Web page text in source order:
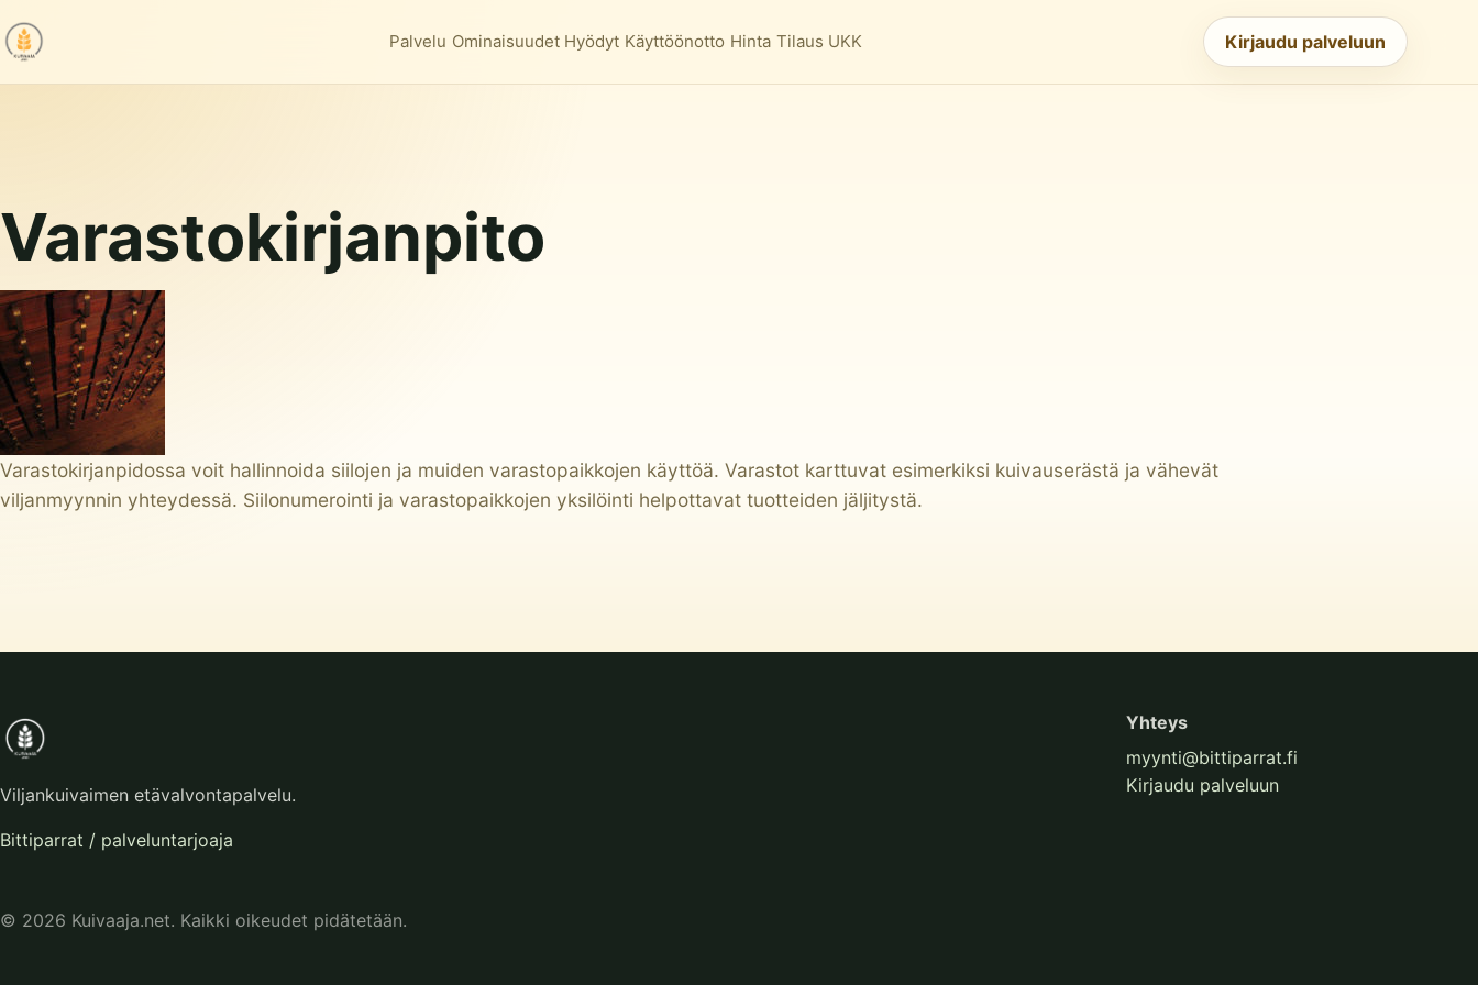
Palvelu Ominaisuudet Hyödyt Käyttöönotto Hinta Tilaus UKK Kirjaudu palveluun
Varastokirjanpito
Varastokirjanpidossa voit hallinnoida siilojen ja muiden varastopaikkojen käyttöä. Varastot karttuvat esimerkiksi kuivauserästä ja vähevät
viljanmyynnin yhteydessä. Siilonumerointi ja varastopaikkojen yksilöinti helpottavat tuotteiden jäljitystä.
Viljankuivaimen etävalvontapalvelu.
Bittiparrat / palveluntarjoaja
Yhteys
myynti@bittiparrat.fi
Kirjaudu palveluun
© 2026 Kuivaaja.net. Kaikki oikeudet pidätetään.